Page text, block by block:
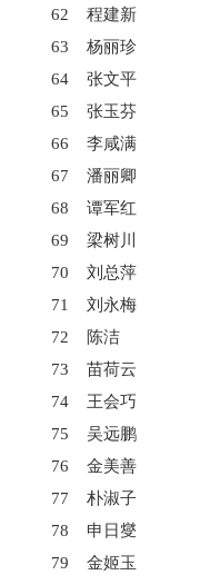
62
程建新
63
杨丽珍
64
张文平
65
张玉芬
66
李咸满
67
潘丽卿
68
谭军红
69
梁树川
70
刘总萍
71
刘永梅
72
陈洁
73
苗荷云
74
王会巧
75
吴远鹏
76
金美善
77
朴淑子
78
申日燮
79
金姬玉